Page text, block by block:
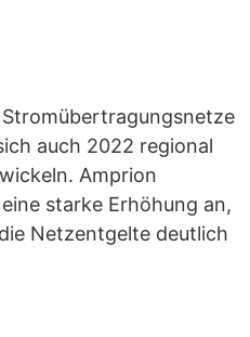
auch 2022 regional
Amprion
starke Erhöhung an,
Netzentgelte deutlich